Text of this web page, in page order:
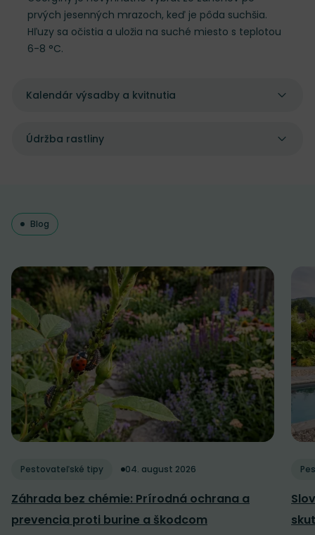
prvých jesenných mrazoch, keď je pôda suchšia.
Hľuzy sa očistia a uložia na suché miesto s teplotou
6-8 °C.
Kalendár výsadby a kvitnutia
Údržba rastliny
Blog
Pestovateľské tipy 04. august 2026
Záhrada bez chémie: Prírodná ochrana a
prevencia proti burine a škodcom